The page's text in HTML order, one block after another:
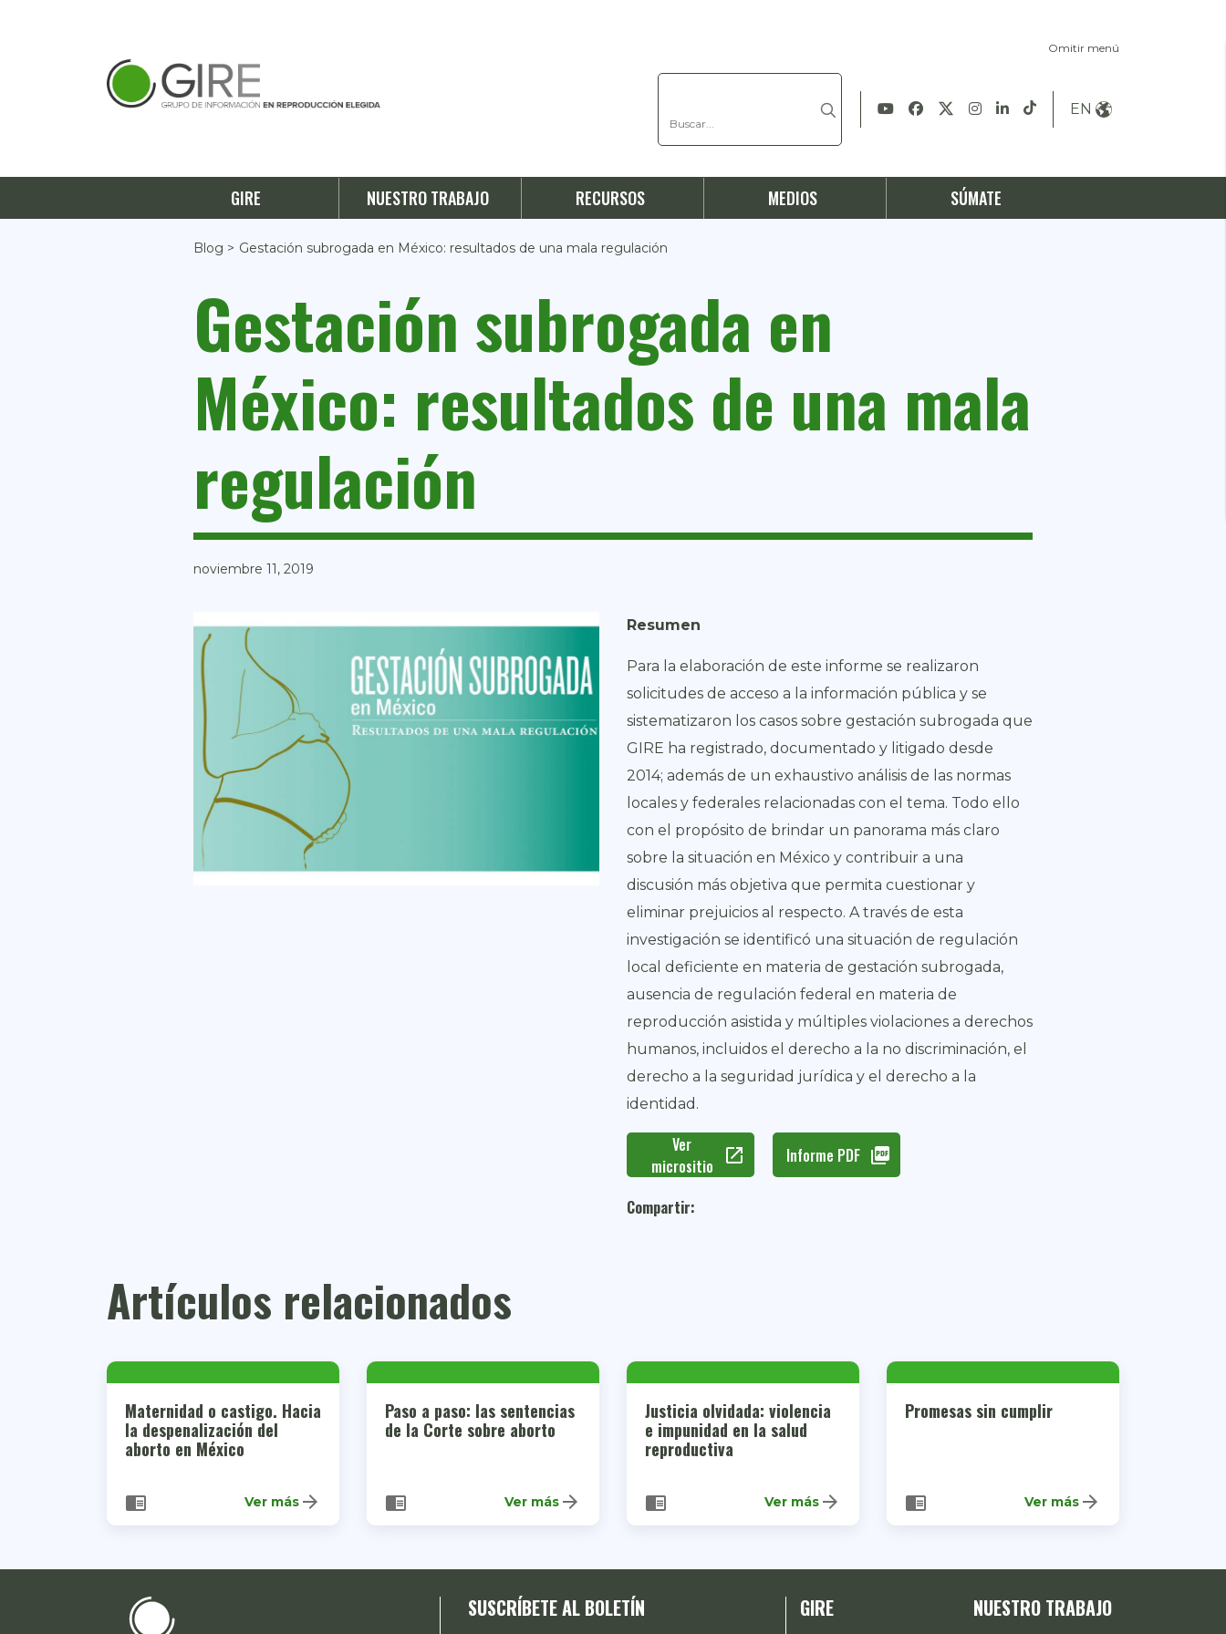
Omitir menú
EN
GIRE NUESTRO TRABAJO RECURSOS MEDIOS SÚMATE
Blog > Gestación subrogada en México: resultados de una mala regulación
Gestación subrogada en
México: resultados de una mala
regulación
noviembre 11, 2019
Resumen
Para la elaboración de este informe se realizaron
solicitudes de acceso a la información pública y se
sistematizaron los casos sobre gestación subrogada que
GIRE ha registrado, documentado y litigado desde
2014; además de un exhaustivo análisis de las normas
locales y federales relacionadas con el tema. Todo ello
con el propósito de brindar un panorama más claro
sobre la situación en México y contribuir a una
discusión más objetiva que permita cuestionar y
eliminar prejuicios al respecto. A través de esta
investigación se identificó una situación de regulación
local deficiente en materia de gestación subrogada,
ausencia de regulación federal en materia de
reproducción asistida y múltiples violaciones a derechos
humanos, incluidos el derecho a la no discriminación, el
derecho a la seguridad jurídica y el derecho a la
identidad.
Ver
micrositio
open_in_new Informe PDF picture_as_pdf
Compartir:
Artículos relacionados
Maternidad o castigo. Hacia
la despenalización del
aborto en México
chrome_reader_mode Ver más arrow_forward
Paso a paso: las sentencias
de la Corte sobre aborto
chrome_reader_mode Ver más arrow_forward
Justicia olvidada: violencia
e impunidad en la salud
reproductiva
chrome_reader_mode Ver más arrow_forward
Promesas sin cumplir
chrome_reader_mode Ver más arrow_forward
SUSCRÍBETE AL BOLETÍN GIRE NUESTRO TRABAJO